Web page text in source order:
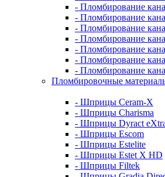
- Пломбирование
- Пломбирование
- Пломбирование
- Пломбирование
- Пломбирование
- Пломбирование
- Пломбирование
Пломбировочные
- Шприцы Ceram-X
- Шприцы Charisma
- Шприцы Dyract
- Шприцы Escom
- Шприцы Estelite
- Шприцы Estet X HD
- Шприцы Filtek